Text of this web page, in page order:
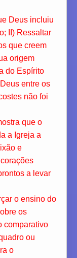
Deus incluiu
II) Ressaltar
que creem
origem
do Espírito
entre os
não foi
que o
a Igreja a
e
a levar
o ensino do
os
comparativo
ou
o